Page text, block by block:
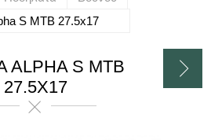
S MTB 27.5x17
ALPHA S MTB
27.5X17